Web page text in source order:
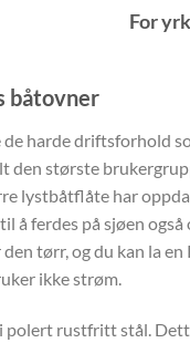
For
båtovner
de harde driftsforhold
den største
lystbåtflåte har
å ferdes på sjøen
tørr, og du kan la en
ikke strøm.
polert rustfritt stål.